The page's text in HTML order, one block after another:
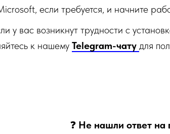
если требуется, и начните
у вас возникнут трудности с
к нашему Telegram-чату для
❓ Не нашли ответ на